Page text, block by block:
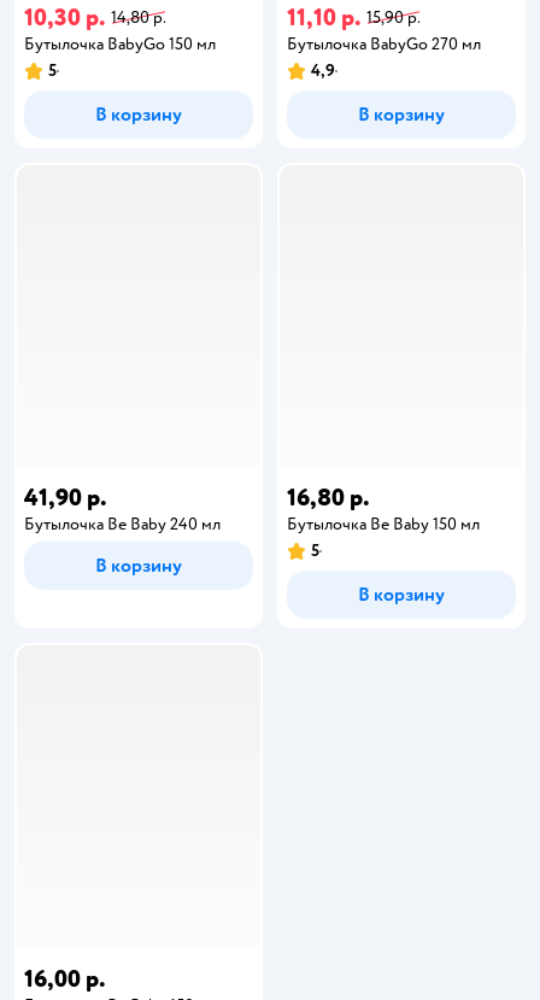
10,30 р. 14,80 р.
Бутылочка BabyGo 150 мл
5
В корзину
11,10 р. 15,90 р.
Бутылочка BabyGo 270 мл
4,9
В корзину
41,90 р.
Бутылочка Be Baby 240 мл
В корзину
16,80 р.
Бутылочка Be Baby 150 мл
5
В корзину
16,00 р.